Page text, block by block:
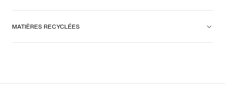
MATIÈRES RECYCLÉES